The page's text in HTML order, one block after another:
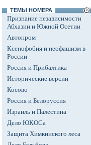
ТЕМЫ НОМЕРА
Признание независимости
Абхазии и Южной Осетии
Автопром
Ксенофобия и неофашизм в
России
Россия и Прибалтика
Исторические версии
Косово
Россия и Белоруссия
Израиль и Палестина
Дело ЮКОСа
Защита Химкинского леса